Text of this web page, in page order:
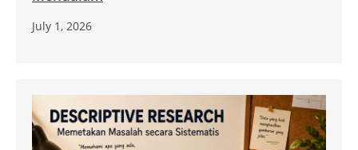
July 1, 2026